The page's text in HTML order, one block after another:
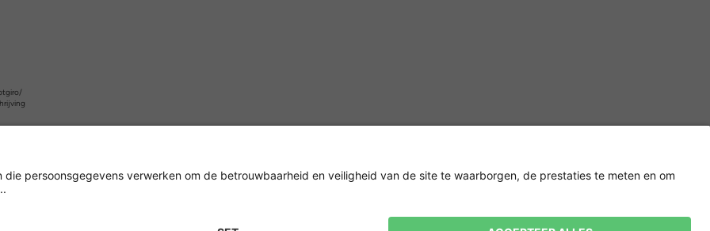
Versleuteling met